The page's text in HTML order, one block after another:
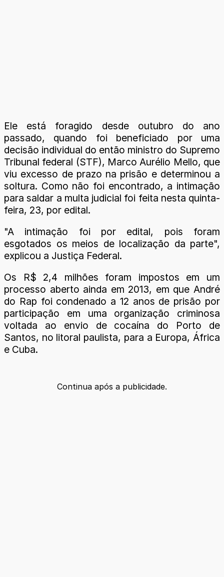
Ele está foragido desde outubro do ano
passado, quando foi beneficiado por uma
decisão individual do então ministro do Supremo
Tribunal federal (STF), Marco Aurélio Mello, que
viu excesso de prazo na prisão e determinou a
soltura. Como não foi encontrado, a intimação
para saldar a multa judicial foi feita nesta quinta-
feira, 23, por edital.
"A intimação foi por edital, pois foram
esgotados os meios de localização da parte",
explicou a Justiça Federal.
Os R$ 2,4 milhões foram impostos em um
processo aberto ainda em 2013, em que André
do Rap foi condenado a 12 anos de prisão por
participação em uma organização criminosa
voltada ao envio de cocaína do Porto de
Santos, no litoral paulista, para a Europa, África
e Cuba.
Continua após a publicidade.